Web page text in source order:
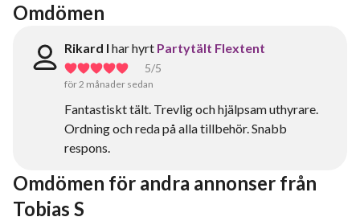
Omdömen
Rikard I har hyrt Partytält Flextent
5/5
för 2 månader sedan
Fantastiskt tält. Trevlig och hjälpsam uthyrare.
Ordning och reda på alla tillbehör. Snabb
respons.
Omdömen för andra annonser från
Tobias S